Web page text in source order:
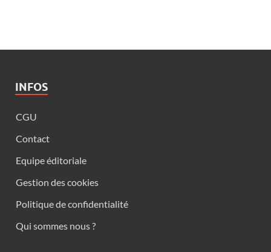
INFOS
CGU
Contact
Equipe éditoriale
Gestion des cookies
Politique de confidentialité
Qui sommes nous ?